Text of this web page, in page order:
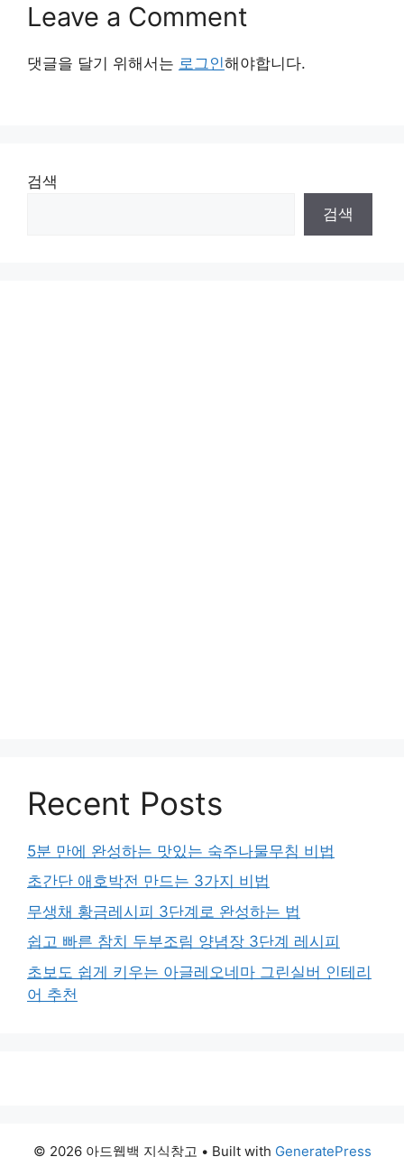
Leave a Comment
댓글을 달기 위해서는 로그인해야합니다.
검색
검색
Recent Posts
5분 만에 완성하는 맛있는 숙주나물무침 비법
초간단 애호박전 만드는 3가지 비법
무생채 황금레시피 3단계로 완성하는 법
쉽고 빠른 참치 두부조림 양념장 3단계 레시피
초보도 쉽게 키우는 아글레오네마 그린실버 인테리
어 추천
© 2026 아드웹백 지식창고 • Built with GeneratePress